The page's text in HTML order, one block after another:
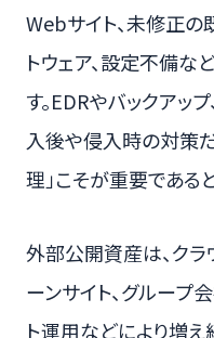
Webサイト、未修正の
トウェア、設定不備な
す。EDRやバックアッ
入後や侵入時の対策
理」こそが重要である
外部公開資産は、クラ
ーンサイト、グループ
ト運用などにより増